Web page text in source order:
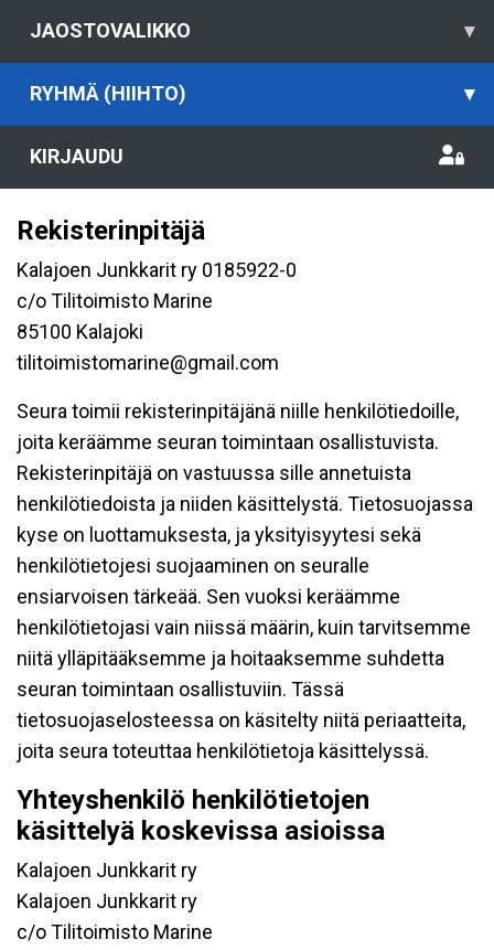
JAOSTOVALIKKO ▾
RYHMÄ (HIIHTO) ▾
KIRJAUDU
Rekisterinpitäjä
Kalajoen Junkkarit ry 0185922-0
c/o Tilitoimisto Marine
85100 Kalajoki
tilitoimistomarine@gmail.com
Seura toimii rekisterinpitäjänä niille henkilötiedoille,
joita keräämme seuran toimintaan osallistuvista.
Rekisterinpitäjä on vastuussa sille annetuista
henkilötiedoista ja niiden käsittelystä. Tietosuojassa
kyse on luottamuksesta, ja yksityisyytesi sekä
henkilötietojesi suojaaminen on seuralle
ensiarvoisen tärkeää. Sen vuoksi keräämme
henkilötietojasi vain niissä määrin, kuin tarvitsemme
niitä ylläpitääksemme ja hoitaaksemme suhdetta
seuran toimintaan osallistuviin. Tässä
tietosuojaselosteessa on käsitelty niitä periaatteita,
joita seura toteuttaa henkilötietoja käsittelyssä.
Yhteyshenkilö henkilötietojen
käsittelyä koskevissa asioissa
Kalajoen Junkkarit ry
Kalajoen Junkkarit ry
c/o Tilitoimisto Marine